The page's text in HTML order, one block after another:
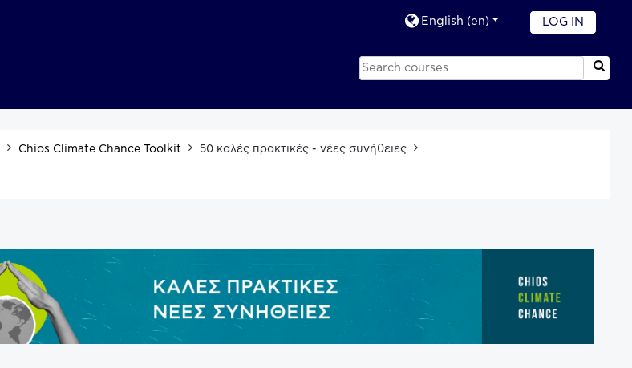
English ‎(en)‎
LOG IN
Chios Climate Chance Toolkit 50 καλές πρακτικές - νέες συνήθειες